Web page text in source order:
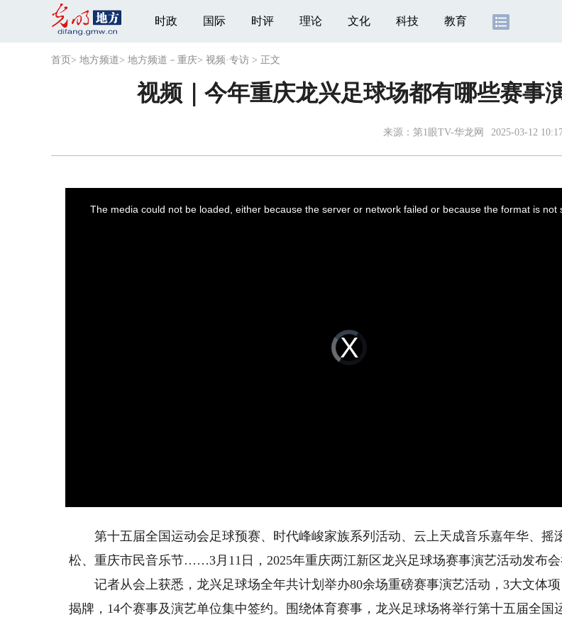
时政 国际 时评 理论 文化 科技 教育
首页 > 地方频道> 地方频道－重庆> 视频·专访 > 正文
视频｜今年重庆龙兴足球场都有哪些赛事
来源： 第1眼TV-华龙网 2025-03-12
Video
Player
is
loading.
The media could not be loaded, either because the server or network failed or because the format is not
第十五届全国运动会足球预赛、时代峰峻家族系列活动、云上天成音乐嘉年华、摇
松、重庆市民音乐节……3月11日，2025年重庆两江新区龙兴足球场赛事演艺活动发布会
记者从会上获悉，龙兴足球场全年共计划举办80余场重磅赛事演艺活动，3大文体项
揭牌，14个赛事及演艺单位集中签约。围绕体育赛事，龙兴足球场将举行第十五届全国